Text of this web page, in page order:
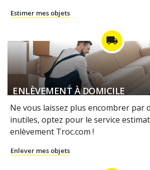
Estimer mes objets
local_shipping
ENLÈVEMENT À DOMICILE
Ne vous laissez plus encombrer par
inutiles, optez pour le service
enlèvement Troc.com !
Enlever mes objets